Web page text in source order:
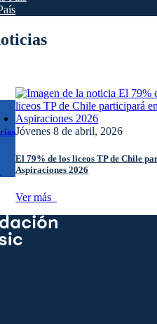
Jóvenes 8 de abril, 2026
El 79% de los liceos TP de Chile
Aspiraciones 2026
Ver más